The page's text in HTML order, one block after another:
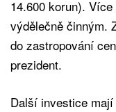
14.600 korun).
výdělečně činným.
do zastropování
prezident.
Další investice